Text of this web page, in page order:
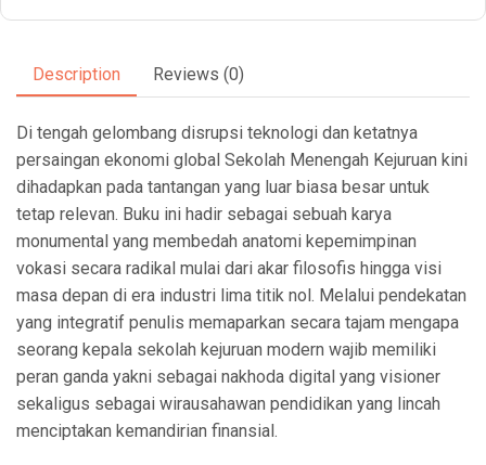
Description Reviews (0)
Di tengah gelombang disrupsi teknologi dan ketatnya
persaingan ekonomi global Sekolah Menengah Kejuruan kini
dihadapkan pada tantangan yang luar biasa besar untuk
tetap relevan. Buku ini hadir sebagai sebuah karya
monumental yang membedah anatomi kepemimpinan
vokasi secara radikal mulai dari akar filosofis hingga visi
masa depan di era industri lima titik nol. Melalui pendekatan
yang integratif penulis memaparkan secara tajam mengapa
seorang kepala sekolah kejuruan modern wajib memiliki
peran ganda yakni sebagai nakhoda digital yang visioner
sekaligus sebagai wirausahawan pendidikan yang lincah
menciptakan kemandirian finansial.